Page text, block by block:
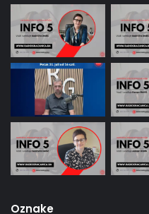
Oznake